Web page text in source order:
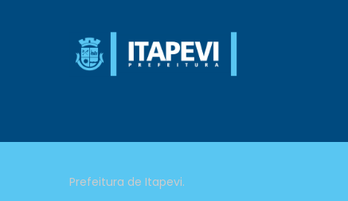
Prefeitura de Itapevi.